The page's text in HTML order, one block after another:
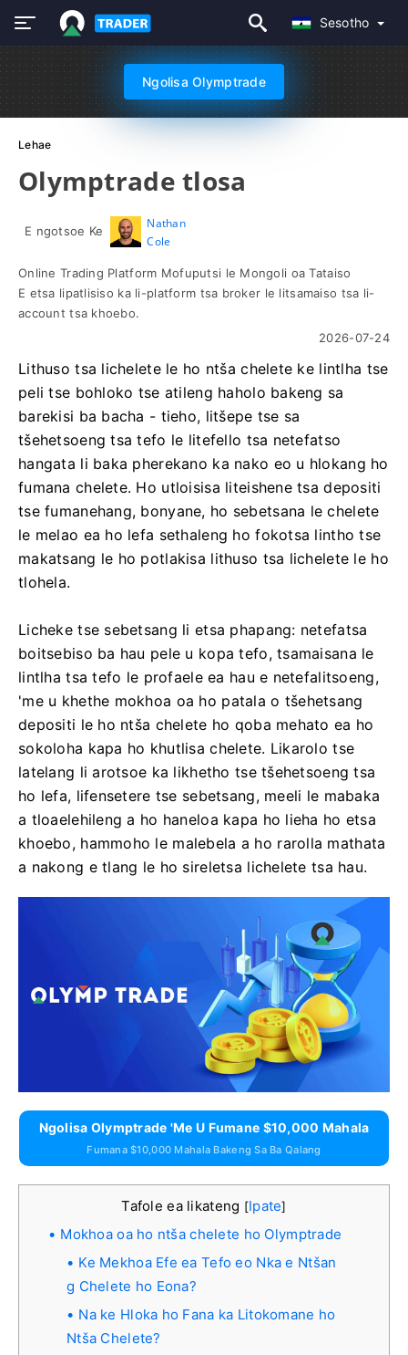
Sesotho
Ngolisa Olymptrade
Lehae
Olymptrade tlosa
E ngotsoe Ke
Nathan
Cole
Online Trading Platform Mofuputsi le Mongoli oa Tataiso
E etsa lipatlisiso ka li-platform tsa broker le litsamaiso tsa li-
account tsa khoebo.
2026-07-24
Lithuso tsa lichelete le ho ntša chelete ke lintlha tse
peli tse bohloko tse atileng haholo bakeng sa
barekisi ba bacha - tieho, litšepe tse sa
tšehetsoeng tsa tefo le litefello tsa netefatso
hangata li baka pherekano ka nako eo u hlokang ho
fumana chelete. Ho utloisisa liteishene tsa depositi
tse fumanehang, bonyane, ho sebetsana le chelete
le melao ea ho lefa sethaleng ho fokotsa lintho tse
makatsang le ho potlakisa lithuso tsa lichelete le ho
tlohela.
Licheke tse sebetsang li etsa phapang: netefatsa
boitsebiso ba hau pele u kopa tefo, tsamaisana le
lintlha tsa tefo le profaele ea hau e netefalitsoeng,
'me u khethe mokhoa oa ho patala o tšehetsang
depositi le ho ntša chelete ho qoba mehato ea ho
sokoloha kapa ho khutlisa chelete. Likarolo tse
latelang li arotsoe ka likhetho tse tšehetsoeng tsa
ho lefa, lifensetere tse sebetsang, meeli le mabaka
a tloaelehileng a ho haneloa kapa ho lieha ho etsa
khoebo, hammoho le malebela a ho rarolla mathata
a nakong e tlang le ho sireletsa lichelete tsa hau.
Ngolisa Olymptrade 'me U Fumane $10,000 Mahala
Fumana $10,000 Mahala Bakeng Sa Ba Qalang
Tafole ea likateng [Ipate]
Mokhoa oa ho ntša chelete ho Olymptrade
Ke Mekhoa Efe ea Tefo eo Nka e Ntšan
g Chelete ho Eona?
Na ke Hloka ho Fana ka Litokomane ho
Ntša Chelete?